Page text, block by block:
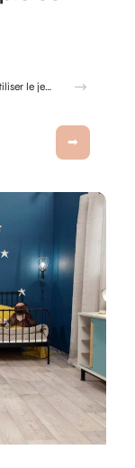
Gobelet Personnalisé anniversaire pour entreprise : animer un anniversaire de marque